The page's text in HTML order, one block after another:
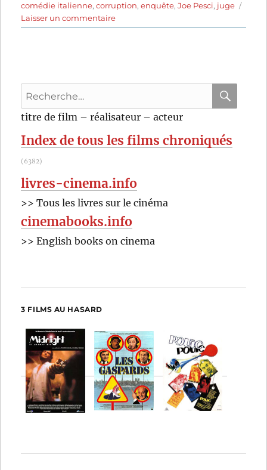
comédie italienne,corruption,enquête,Joe Pesci, juge
Laisser un commentairesur
Tutti
Recherche
pour
titre de film – réalisateur – acteur
Index de tous les films chroniqués
(6382)
livres-cinema.info
>> Tous les livres sur le cinéma
cinemabooks.info
>> English books on cinema
3 FILMS AU HASARD